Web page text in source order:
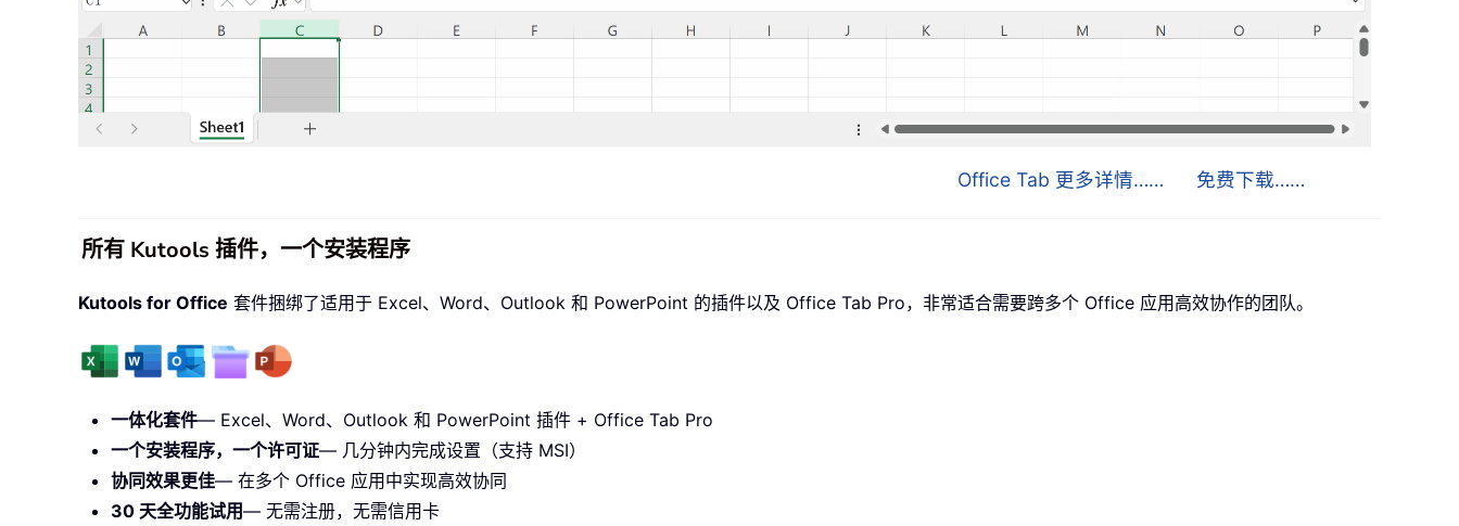
Office Tab 更多详情…… 免费下载……
所有 Kutools 插件，一个安装程序
Kutools for Office 套件捆绑了适用于 Excel、Word、Outlook 和 PowerPoint 的插件以及 Office Tab Pro，非常适合需要跨多个 Office 应用高效协作的团队。
一体化套件— Excel、Word、Outlook 和 PowerPoint 插件 + Office Tab Pro
一个安装程序，一个许可证— 几分钟内完成设置（支持 MSI）
协同效果更佳— 在多个 Office 应用中实现高效协同
30 天全功能试用— 无需注册，无需信用卡